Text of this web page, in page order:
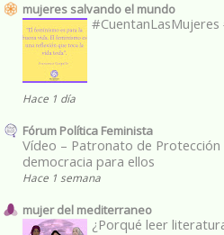
mujeres salvando el mundo
#CuentanLasMujeres
Hace 1 día
Fórum Política Feminista
Vídeo – Patronato de Protección
democracia para ellos
Hace 1 semana
mujer del mediterraneo
¿Porqué leer